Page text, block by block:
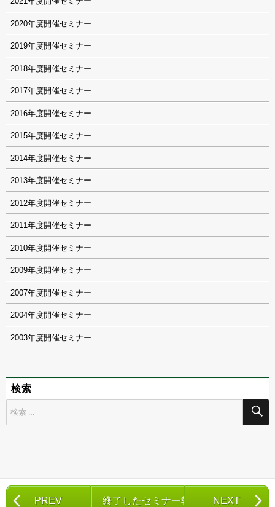
2020
2019
2018
2017
2016
2015
2014
2013
2012
2011
2010
2009
2007
2004
2003
検索
PREV 終了したセミナー報告一覧NEXT